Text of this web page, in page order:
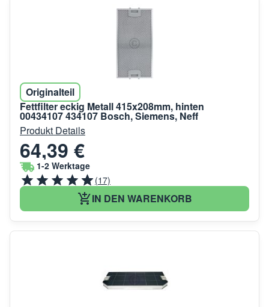
Originalteil
Fettfilter eckig Metall 415x208mm, hinten
00434107 434107 Bosch, Siemens, Neff
Produkt Details
64,39 €
1-2 Werktage
(17)
IN DEN WARENKORB